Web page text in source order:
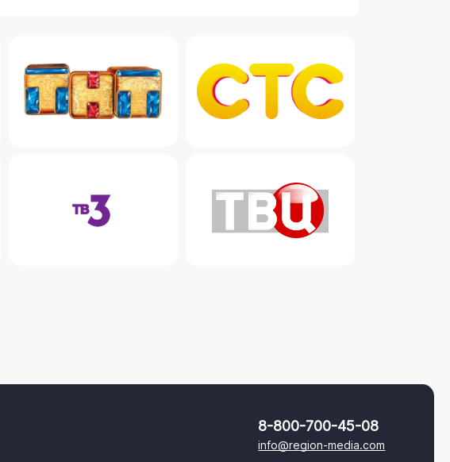
8-800-700-45-08
info@region-media.com